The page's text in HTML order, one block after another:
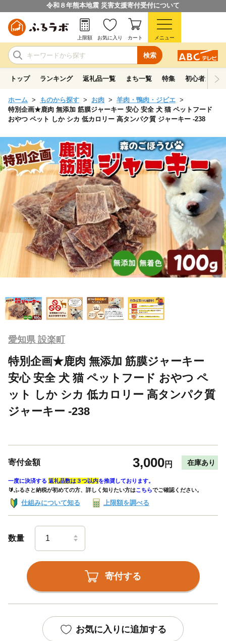
令和８年熊本地震 災害支援寄付受付について
検索
上限額 お気に入り カート メニュー
トップ ランキング 返礼品一覧 まち一覧 特集 初心者ガイド
ホーム ものから探す お肉
羊肉・鴨肉・ジビエ
特別企画★鹿肉 無添加 筋膜ジャーキー 安心 安全 犬 猫 ペットフード
おやつ ペット しか シカ 低カロリー 高タンパク質 ジャーキー -238
愛知県 設楽町
特別企画★鹿肉 無添加 筋膜ジャーキー
安心 安全 犬 猫 ペットフード おやつ ペ
ット しか シカ 低カロリー 高タンパク質
ジャーキー -238
寄付金額 3,000円 在庫あり
一度に決済する 返礼品数は３つ以内を推奨しております。
🔰ふるさと納税が初めての方、詳しく知りたい方はこちらでご確認ください。
仕組みについて知る 上限額を調べる
数量
寄付する
お気に入りに追加する